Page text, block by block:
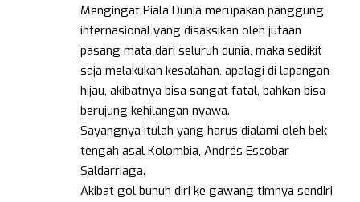
Mengingat Piala Dunia merupakan panggung
internasional yang disaksikan oleh jutaan
pasang mata dari seluruh dunia, maka sedikit
saja melakukan kesalahan, apalagi di lapangan
hijau, akibatnya bisa sangat fatal, bahkan bisa
berujung kehilangan nyawa.
Sayangnya itulah yang harus dialami oleh bek
tengah asal Kolombia, Andrés Escobar
Saldarriaga.
Akibat gol bunuh diri ke gawang timnya sendiri